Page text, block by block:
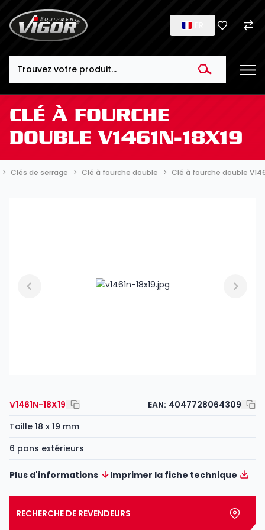
CLÉ À FOURCHE
DOUBLE V1461N-18X19
Clés de serrage Clé à fourche double Clé à fourche double
V1461N-18X19 EAN: 4047728064309
Taille 18 x 19 mm
6 pans extérieurs
Plus d'informations Imprimer la fiche technique
RECHERCHE DE REVENDEURS